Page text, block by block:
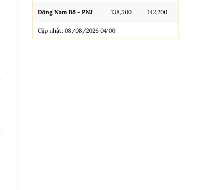
Đông Nam Bộ - PNJ 138,500 142,200
Cập nhật: 08/08/2026 04:00